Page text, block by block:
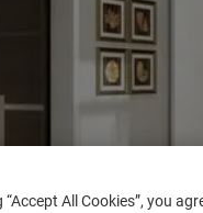
“Accept All Cookies”, you